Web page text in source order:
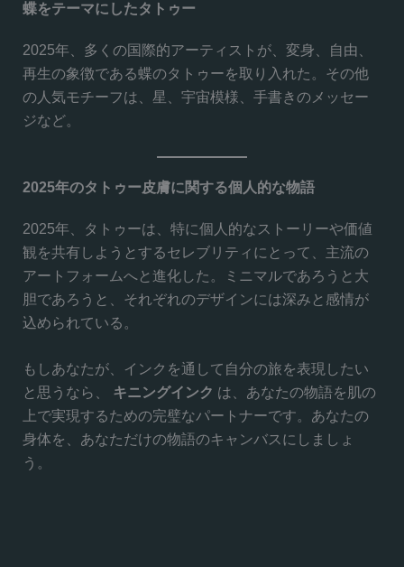
蝶をテーマにしたタトゥー
2025年、多くの国際的アーティストが、変身、自由、
再生の象徴である蝶のタトゥーを取り入れた。その他
の人気モチーフは、星、宇宙模様、手書きのメッセー
ジなど。
2025年のタトゥー皮膚に関する個人的な物語
2025年、タトゥーは、特に個人的なストーリーや価値
観を共有しようとするセレブリティにとって、主流の
アートフォームへと進化した。ミニマルであろうと大
胆であろうと、それぞれのデザインには深みと感情が
込められている。
もしあなたが、インクを通して自分の旅を表現したい
と思うなら、 キニングインク は、あなたの物語を肌の
上で実現するための完璧なパートナーです。あなたの
身体を、あなただけの物語のキャンバスにしましょ
う。